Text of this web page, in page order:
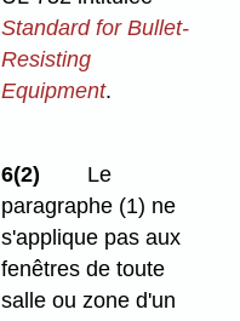
Standard for Bullet-
Resisting
Equipment.
6(2)
Le
paragraphe (1) ne
s'applique pas aux
fenêtres de toute
salle ou zone d'un